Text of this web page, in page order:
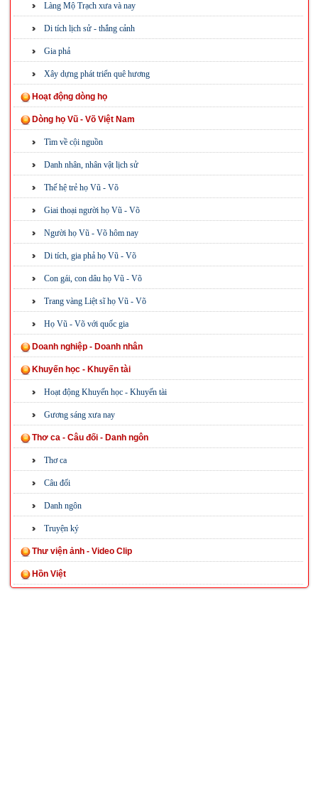
Làng Mộ Trạch xưa và nay
Di tích lịch sử - thắng cảnh
Gia phả
Xây dựng phát triển quê hương
Hoạt động dòng họ
Dòng họ Vũ - Võ Việt Nam
Tìm về cội nguồn
Danh nhân, nhân vật lịch sử
Thế hệ trẻ họ Vũ - Võ
Giai thoại người họ Vũ - Võ
Người họ Vũ - Võ hôm nay
Di tích, gia phả họ Vũ - Võ
Con gái, con dâu họ Vũ - Võ
Trang vàng Liệt sĩ họ Vũ - Võ
Họ Vũ - Võ với quốc gia
Doanh nghiệp - Doanh nhân
Khuyến học - Khuyến tài
Hoạt động Khuyến học - Khuyến tài
Gương sáng xưa nay
Thơ ca - Câu đối - Danh ngôn
Thơ ca
Câu đối
Danh ngôn
Truyện ký
Thư viện ảnh - Video Clip
Hồn Việt